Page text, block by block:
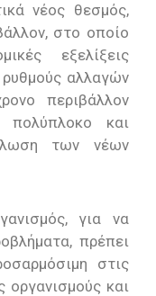
νέος θεσμός,
στο οποίο
εξελίξεις
αλλαγών
περιβάλλον
πολύπλοκο και
των νέων
για να
πρέπει
στις
οργανισμούς και